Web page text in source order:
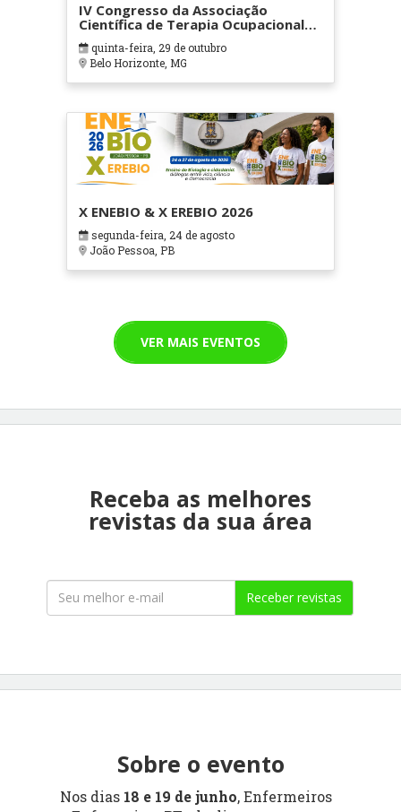
IV Congresso da Associação
Científica de Terapia Ocupacional
em Contextos Hospitalares e
Cuidados Paliativos - ATOHOSP
quinta-feira, 29 de outubro
Belo Horizonte, MG
X ENEBIO & X EREBIO 2026
segunda-feira, 24 de agosto
João Pessoa, PB
VER MAIS EVENTOS
Receba as melhores
revistas da sua área
Receber revistas
Sobre o evento
Nos dias 18 e 19 de junho, Enfermeiros